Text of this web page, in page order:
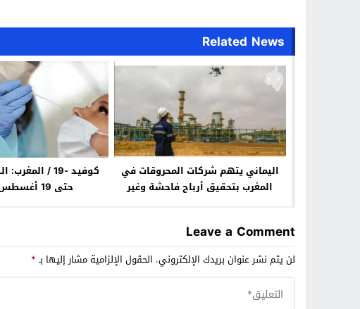
Related News
اليماني يتهم شركات المحروقات في
المغرب بتحقيق أرباح فاحشة وغير
كوفيد -19 /
حتى 19 أغسطس 2022
Leave a Comment
لن يتم نشر عنوان بريدك الإلكتروني. الحقول الإلزامية مشار إليها بـ*